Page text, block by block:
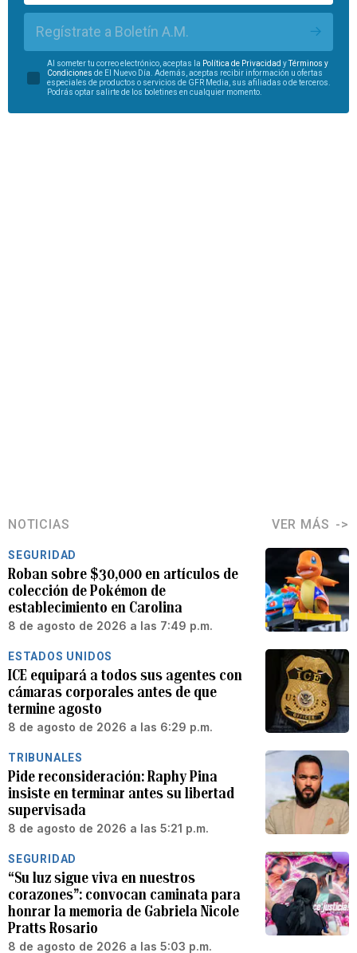
Regístrate a Boletín A.M.
Al someter tu correo electrónico, aceptas la Política de Privacidad yTérminos y
Condiciones de El Nuevo Día. Además, aceptas recibir información u ofertas
especiales de productos o servicios de GFR Media, sus afiliadas o de terceros.
Podrás optar salirte de los boletines en cualquier momento.
NOTICIAS VER MÁS
SEGURIDAD
Roban sobre $30,000 en artículos de
colección de Pokémon de
establecimiento en Carolina
8 de agosto de 2026 a las 7:49 p.m.
ESTADOS UNIDOS
ICE equipará a todos sus agentes con
cámaras corporales antes de que
termine agosto
8 de agosto de 2026 a las 6:29 p.m.
TRIBUNALES
Pide reconsideración: Raphy Pina
insiste en terminar antes su libertad
supervisada
8 de agosto de 2026 a las 5:21 p.m.
SEGURIDAD
“Su luz sigue viva en nuestros
corazones”: convocan caminata para
honrar la memoria de Gabriela Nicole
Pratts Rosario
8 de agosto de 2026 a las 5:03 p.m.